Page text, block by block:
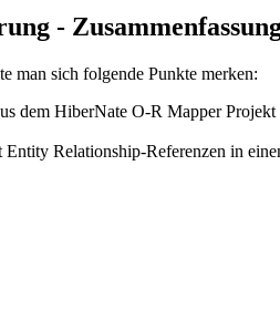
-
man sich folgende Punkte merken:
dem HiberNate O-R Mapper Projekt
Relationship-Referenzen in